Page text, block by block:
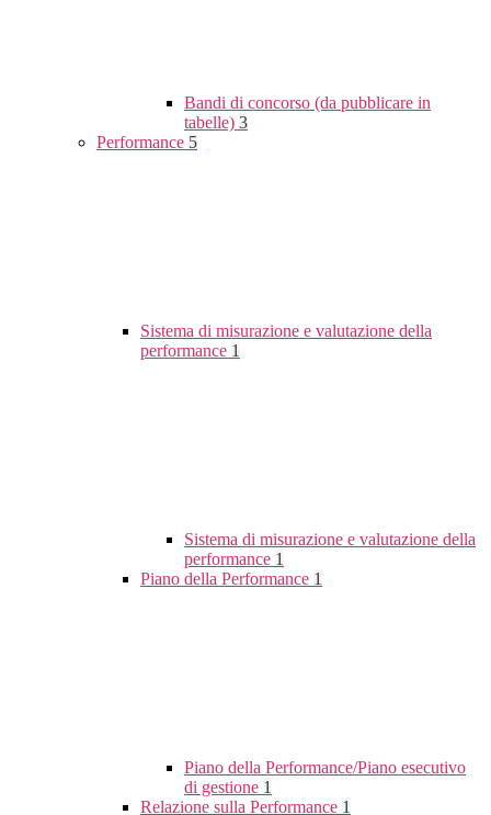
Bandi di concorso (da pubblicare in
tabelle) 3
Performance 5
Sistema di misurazione e valutazione della
performance 1
Sistema di misurazione e valutazione della
performance 1
Piano della Performance 1
Piano della Performance/Piano esecutivo
di gestione 1
Relazione sulla Performance 1